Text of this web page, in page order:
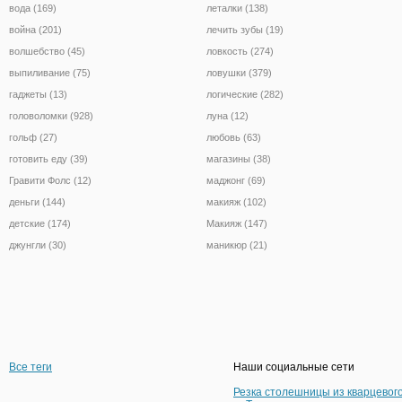
вода (169)
война (201)
волшебство (45)
выпиливание (75)
гаджеты (13)
головоломки (928)
гольф (27)
готовить еду (39)
Гравити Фолс (12)
деньги (144)
детские (174)
джунгли (30)
леталки (138)
лечить зубы (19)
ловкость (274)
ловушки (379)
логические (282)
луна (12)
любовь (63)
магазины (38)
маджонг (69)
макияж (102)
Макияж (147)
маникюр (21)
Все теги
Наши социальные сети
Резка столешницы из